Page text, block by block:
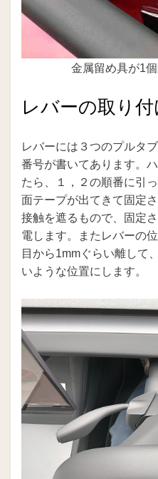
金属留め具が1
レバーの取り付
レバーには３つのプルタ
番号が書いてあります。
たら、１，２の順番に引
面テープが出てきて固定
接触を遮るもので、固定
電します。またレバーの
目から1mmぐらい離して
いような位置にします。